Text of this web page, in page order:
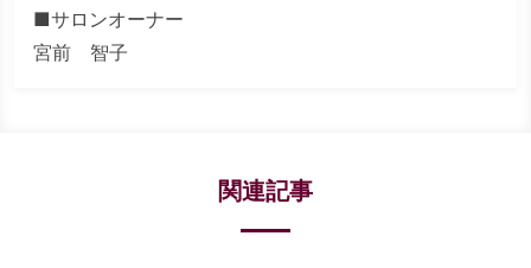
■サロンオーナー
宮前 智子
関連記事